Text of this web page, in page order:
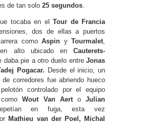
de tan solo 25 segundos.
tocaba en elTour de Francia
dos de ellas a puertos
comoAspin yTourmalet,
alto ubicado en Cauterets-
daba pie a otro duelo entre Jonas
Pogacar. Desde el inicio, un
de corredores fue abriendo hueco
controlado por el equipo
comoWout Van AertoJulian
en fuga, esta vez
Mathieu van der Poel, Michal